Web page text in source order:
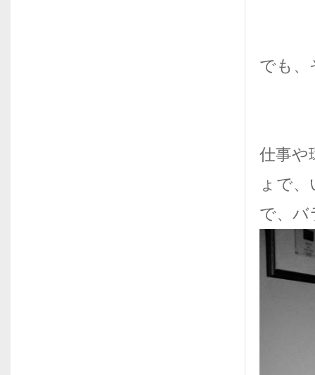
でも、
仕事や
ょで
で、バ